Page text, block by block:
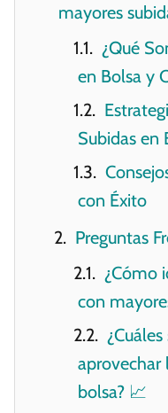
mayores
¿Qué
en Bolsa y
Subidas en
con Éxito
Preguntas
¿Cómo
con
aprovechar
bolsa? 📈